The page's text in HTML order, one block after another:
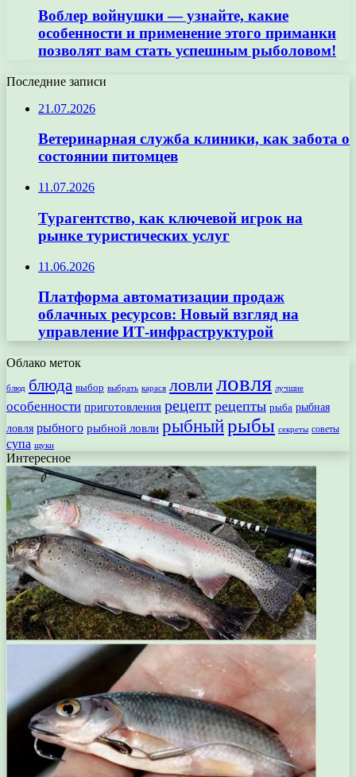
Воблер войнушки — узнайте, какие
особенности и применение этого приманки
позволят вам стать успешным рыболовом!
Последние записи
21.07.2026
Ветеринарная служба клиники, как забота о
состоянии питомцев
11.07.2026
Турагентство, как ключевой игрок на
рынке туристических услуг
11.06.2026
Платформа автоматизации продаж
облачных ресурсов: Новый взгляд на
управление ИТ-инфраструктурой
Облако меток
блюд блюда выбор выбрать карася ловлиловля лучшие
особенности приготовления рецепт рецепты рыба рыбная
ловля рыбного рыбной ловли рыбныйрыбы секреты советы
супа щуки
Интересное